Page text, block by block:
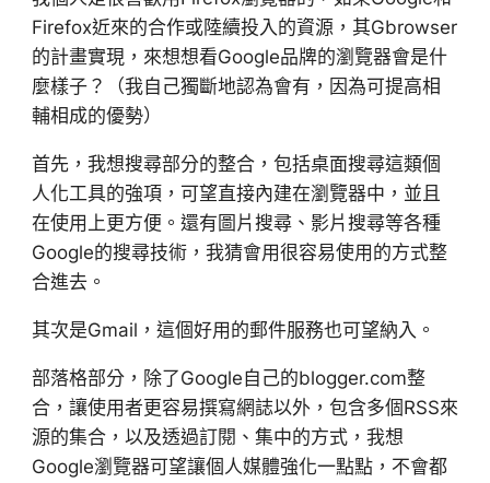
Firefox近來的合作或陸續投入的資源，其Gbrowser
的計畫實現，來想想看Google品牌的瀏覽器會是什
麼樣子？（我自己獨斷地認為會有，因為可提高相
輔相成的優勢）
首先，我想搜尋部分的整合，包括桌面搜尋這類個
人化工具的強項，可望直接內建在瀏覽器中，並且
在使用上更方便。還有圖片搜尋、影片搜尋等各種
Google的搜尋技術，我猜會用很容易使用的方式整
合進去。
其次是Gmail，這個好用的郵件服務也可望納入。
部落格部分，除了Google自己的blogger.com整
合，讓使用者更容易撰寫網誌以外，包含多個RSS來
源的集合，以及透過訂閱、集中的方式，我想
Google瀏覽器可望讓個人媒體強化一點點，不會都